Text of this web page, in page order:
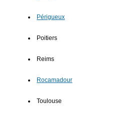
Périgueux
Poitiers
Reims
Rocamadour
Toulouse